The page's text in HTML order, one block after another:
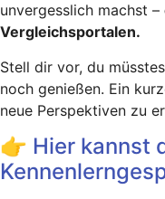
unvergesslich machst –
Vergleichsportalen.
Stell dir vor, du
noch genießen. Ein
neue Perspektiven zu
👉 Hier kannst